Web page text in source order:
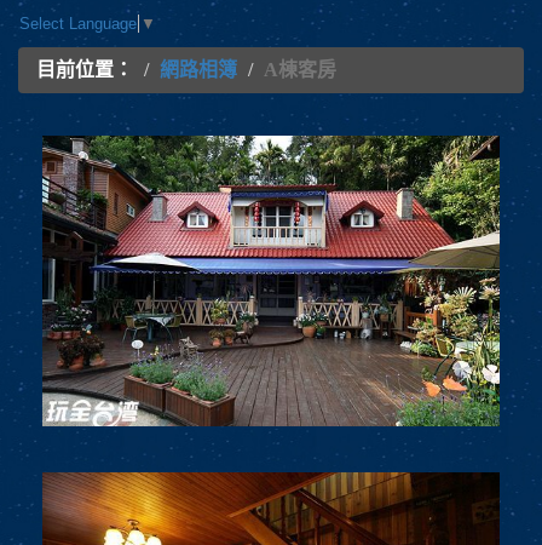
Select Language ▼
目前位置： 網路相簿 A棟客房